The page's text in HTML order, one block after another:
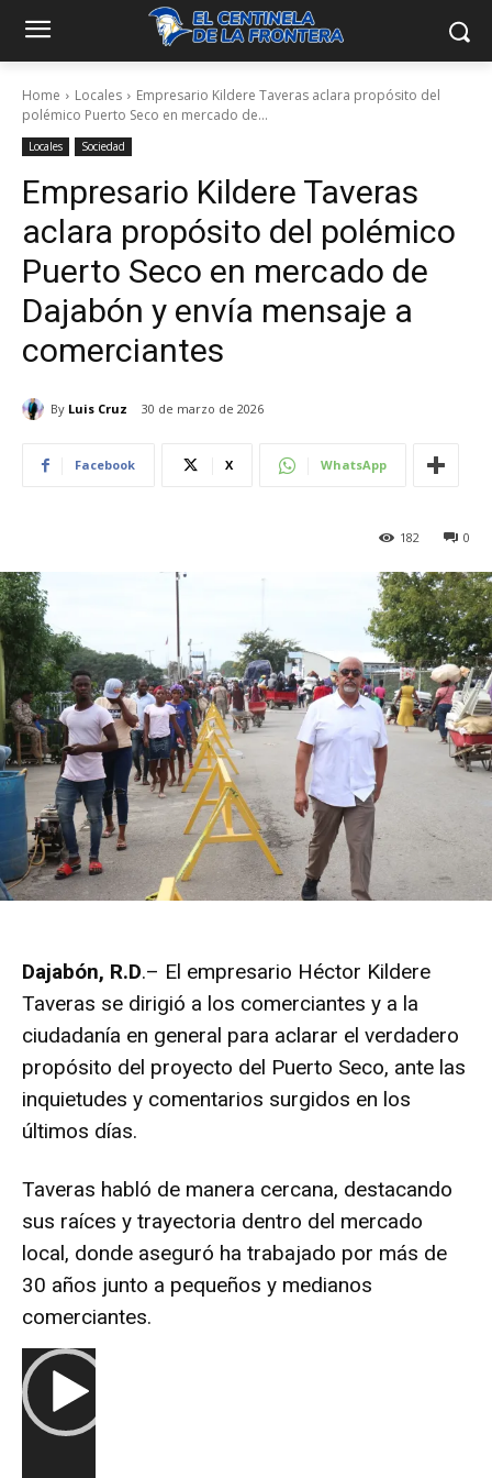
Home Locales
Empresario Kildere Taveras aclara propósito del
polémico Puerto Seco en mercado de...
Locales Sociedad
Empresario Kildere Taveras
aclara propósito del polémico
Puerto Seco en mercado de
Dajabón y envía mensaje a
comerciantes
By Luis Cruz 30 de marzo de 2026
Facebook X WhatsApp
0
182
Dajabón, R.D.– El empresario Héctor Kildere
Taveras se dirigió a los comerciantes y a la
ciudadanía en general para aclarar el verdadero
propósito del proyecto del Puerto Seco, ante las
inquietudes y comentarios surgidos en los
últimos días.
Taveras habló de manera cercana, destacando
sus raíces y trayectoria dentro del mercado
local, donde aseguró ha trabajado por más de
30 años junto a pequeños y medianos
comerciantes.
R
e
p